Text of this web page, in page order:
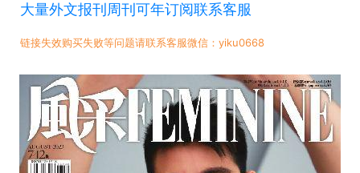
大量外文报刊周刊可年订阅联系客服
链接失效购买失败等问题请联系客服微信：yiku0668